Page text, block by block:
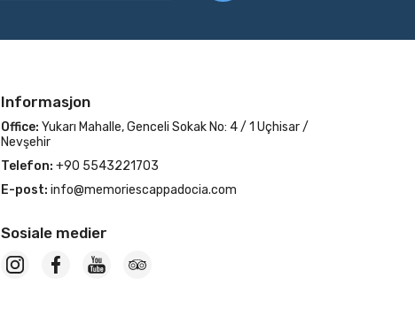
Informasjon
Office: Yukarı Mahalle, Genceli Sokak No: 4 / 1 Uçhisar /
Nevşehir
Telefon: +90 5543221703
E-post: info@memoriescappadocia.com
Sosiale medier